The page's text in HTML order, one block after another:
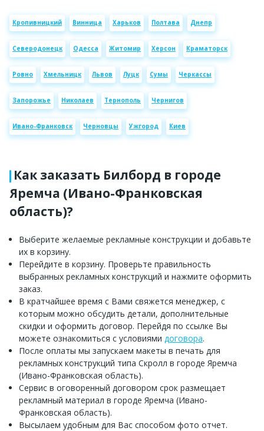
Кропивницкий Винница Харьков Полтава Днепр
Северодонецк Одесса Житомир Херсон Краматорск
Ровно Хмельницк Львов Луцк Сумы Черкассы
Запорожье Николаев Тернополь Чернигов
Ивано-Франковск Черновцы Ужгород Киев
Как заказать Билборд в городе
Яремча (Ивано-Франковская
область)?
Выберите желаемые рекламные конструкции и добавьте
их в корзину.
Перейдите в корзину. Проверьте правильность
выбранных рекламных конструкций и нажмите оформить
заказ.
В кратчайшее время с Вами свяжется менеджер, с
которым можно обсудить детали, дополнительные
скидки и оформить договор. Перейдя по ссылке Вы
можете ознакомиться с условиями договора.
После оплаты мы запускаем макеты в печать для
рекламных конструкций типа Скролл в городе Яремча
(Ивано-Франковская область).
Сервис в оговоренный договором срок размещает
рекламный материал в городе Яремча (Ивано-
Франковская область).
Высылаем удобным для Вас способом фото отчет.